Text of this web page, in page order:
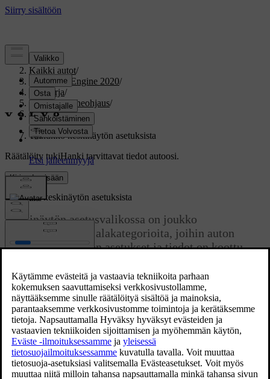
Tuki/
Kaikki autot/
V60 Twin Engine 2020/
Ohjekirja/
Näytöt ja puheohjaus/
Keskinäyttö/
Asetukset/
Taulukko keskinäytön asetuksista
Räätälöity tukiHanki tarvittavat tiedot autoosi.
Kirjaudu sisään
Taulukko keskinäytön asetuksista
Keskinäytön asetusvalikossa on joukko
pääkategorioita ja alakategorioita, joihin auton
monien toimintojen asetukset ja tiedot on koottu.
Pääkategorioita on seitsemän:My Car,Ääni, Navigointi
Viestintä,IlmastointijaJärjestelmä.
Jokainen kategoria puolestaan sisältää joukon alakategorioita ja
asetusmahdollisuuksia. Seuraavissa taulukoissa näytetään
alakategorioiden ensimmäinen taso. Toiminnon
asetusmahdollisuudet tai alue selostetaan perusteellisemmin
käyttöoppaan ko. osassa.